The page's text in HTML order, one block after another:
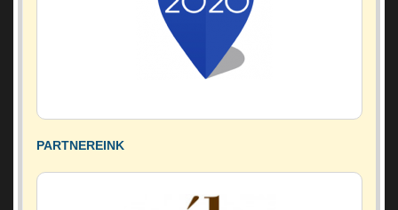
PARTNEREINK